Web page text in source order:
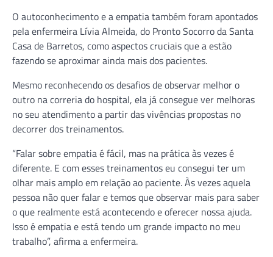
O autoconhecimento e a empatia também foram apontados
pela enfermeira Lívia Almeida, do Pronto Socorro da Santa
Casa de Barretos, como aspectos cruciais que a estão
fazendo se aproximar ainda mais dos pacientes.
Mesmo reconhecendo os desafios de observar melhor o
outro na correria do hospital, ela já consegue ver melhoras
no seu atendimento a partir das vivências propostas no
decorrer dos treinamentos.
“Falar sobre empatia é fácil, mas na prática às vezes é
diferente. E com esses treinamentos eu consegui ter um
olhar mais amplo em relação ao paciente. Às vezes aquela
pessoa não quer falar e temos que observar mais para saber
o que realmente está acontecendo e oferecer nossa ajuda.
Isso é empatia e está tendo um grande impacto no meu
trabalho”, afirma a enfermeira.